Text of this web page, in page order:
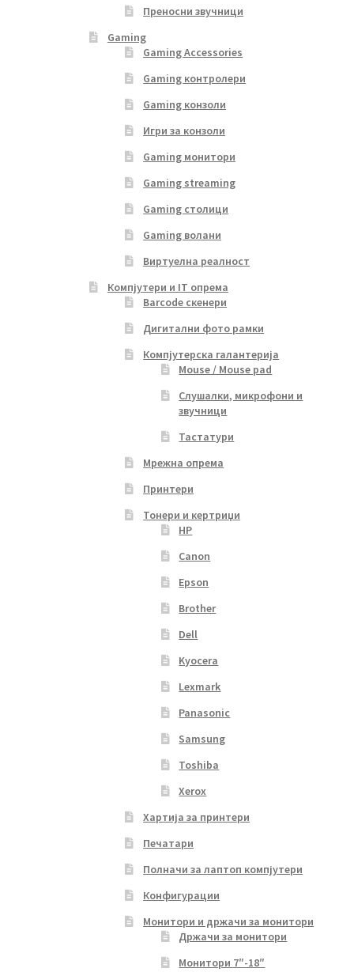
Преносни звучници
Gaming
Gaming Accessories
Gaming контролери
Gaming конзоли
Игри за конзоли
Gaming монитори
Gaming streaming
Gaming столици
Gaming волани
Виртуелна реалност
Компјутери и IT опрема
Barcode скенери
Дигитални фото рамки
Компјутерска галантерија
Mouse / Mouse pad
Слушалки, микрофони и
звучници
Тастатури
Мрежна опрема
Принтери
Тонери и кертриџи
HP
Canon
Epson
Brother
Dell
Kyocera
Lexmark
Panasonic
Samsung
Toshiba
Xerox
Хартија за принтери
Печатари
Полначи за лаптоп компјутери
Конфигурации
Монитори и држачи за монитори
Држачи за монитори
Монитори 7″-18″